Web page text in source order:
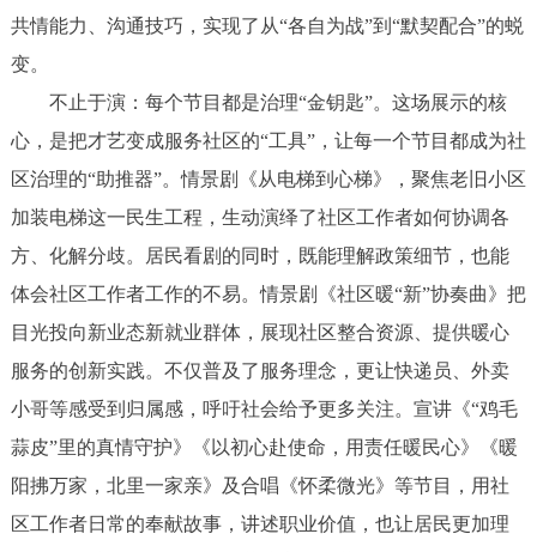
共情能力、沟通技巧，实现了从“各自为战”到“默契配合”的蜕
变。
不止于演：每个节目都是治理“金钥匙”。这场展示的核
心，是把才艺变成服务社区的“工具”，让每一个节目都成为社
区治理的“助推器”。情景剧《从电梯到心梯》，聚焦老旧小区
加装电梯这一民生工程，生动演绎了社区工作者如何协调各
方、化解分歧。居民看剧的同时，既能理解政策细节，也能
体会社区工作者工作的不易。情景剧《社区暖“新”协奏曲》把
目光投向新业态新就业群体，展现社区整合资源、提供暖心
服务的创新实践。不仅普及了服务理念，更让快递员、外卖
小哥等感受到归属感，呼吁社会给予更多关注。宣讲《“鸡毛
蒜皮”里的真情守护》《以初心赴使命，用责任暖民心》《暖
阳拂万家，北里一家亲》及合唱《怀柔微光》等节目，用社
区工作者日常的奉献故事，讲述职业价值，也让居民更加理